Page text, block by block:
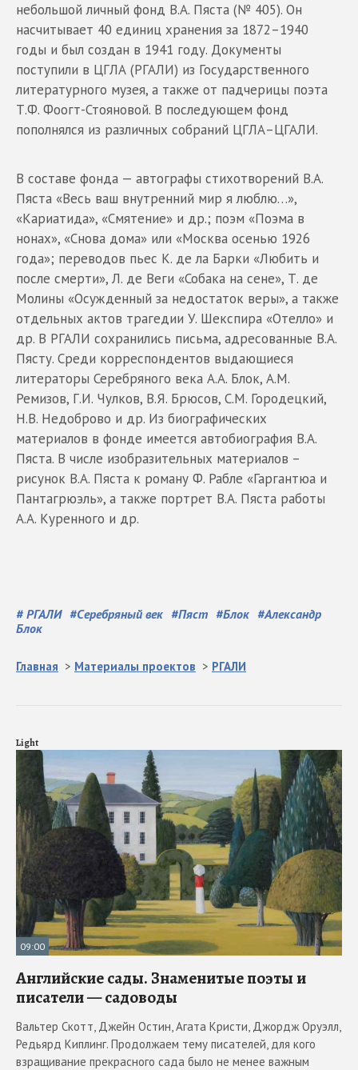
небольшой личный фонд В.А. Пяста (№ 405). Он
насчитывает 40 единиц хранения за 1872–1940
годы и был создан в 1941 году. Документы
поступили в ЦГЛА (РГАЛИ) из Государственного
литературного музея, а также от падчерицы поэта
Т.Ф. Фоогт-Стояновой. В последующем фонд
пополнялся из различных собраний ЦГЛА–ЦГАЛИ.
В составе фонда — автографы стихотворений В.А.
Пяста «Весь ваш внутренний мир я люблю…»,
«Кариатида», «Смятение» и др.; поэм «Поэма в
нонах», «Снова дома» или «Москва осенью 1926
года»; переводов пьес К. де ла Барки «Любить и
после смерти», Л. де Веги «Собака на сене», Т. де
Молины «Осужденный за недостаток веры», а также
отдельных актов трагедии У. Шекспира «Отелло» и
др. В РГАЛИ сохранились письма, адресованные В.А.
Пясту. Среди корреспондентов выдающиеся
литераторы Серебряного века А.А. Блок, А.М.
Ремизов, Г.И. Чулков, В.Я. Брюсов, С.М. Городецкий,
Н.В. Недоброво и др. Из биографических
материалов в фонде имеется автобиография В.А.
Пяста. В числе изобразительных материалов –
рисунок В.А. Пяста к роману Ф. Рабле «Гаргантюа и
Пантагрюэль», а также портрет В.А. Пяста работы
А.А. Куренного и др.
# РГАЛИ #Серебряный век #Пяст #Блок #Александр
Блок
Главная > Материалы проектов > РГАЛИ
Light
09:00
Английские сады. Знаменитые поэты и
писатели — садоводы
Вальтер Скотт, Джейн Остин, Агата Кристи, Джордж Оруэлл,
Редьярд Киплинг. Продолжаем тему писателей, для кого
взращивание прекрасного сада было не менее важным